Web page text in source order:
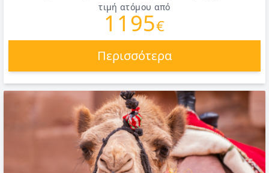
τιμή ατόμου από
1195€
Περισσότερα